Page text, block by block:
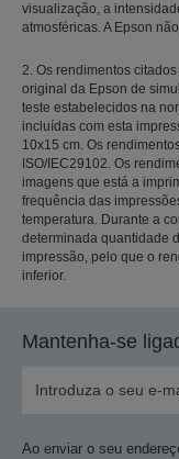
visualização, a
atmosféricas. A Epson
2. Os rendimentos
original da Epson de
teste estabelecidos na
incluídas com esta
10x15 cm. Os
ISO/IEC29102. Os
imagens que está a
frequência das
temperatura. Durante a
determinada quantidade
impressão, pelo que o
inferior.
Mantenha-se
Ao enviar o seu